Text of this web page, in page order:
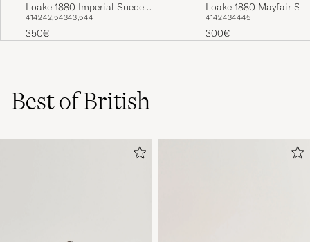
Loake 1880 Imperial Suede
Loafers Dark Brown
414242,54343,544
350€
Loake 1880 Mayfair
Sneaker Flint
4142434445
300€
Best of British